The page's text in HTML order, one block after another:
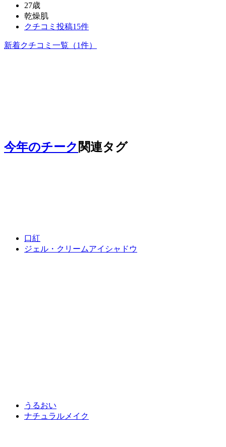
27歳
乾燥肌
クチコミ投稿15件
新着クチコミ一覧 （1件）
今年のチーク 関連タグ
口紅
ジェル・クリームアイシャドウ
うるおい
ナチュラルメイク